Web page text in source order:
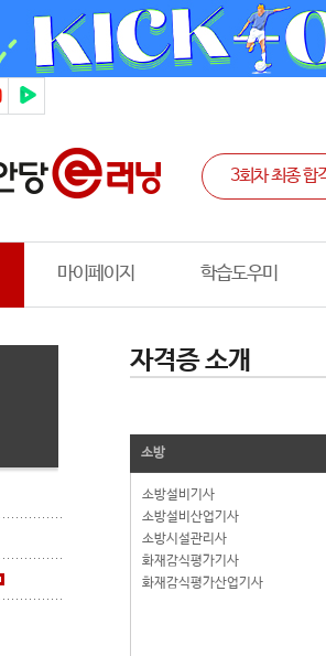
마이페이지 학습도우미
자격증 소개
소방
소방설비기사
소방설비산업기사
소방시설관리사
화재감식평가기사
화재감식평가산업기사